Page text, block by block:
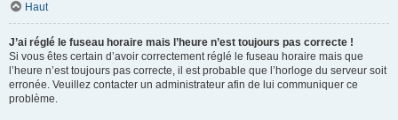
Haut
J’ai réglé le fuseau horaire mais l’heure n’est toujours pas correcte !
Si vous êtes certain d’avoir correctement réglé le fuseau horaire mais que
l’heure n’est toujours pas correcte, il est probable que l’horloge du serveur soit
erronée. Veuillez contacter un administrateur afin de lui communiquer ce
problème.